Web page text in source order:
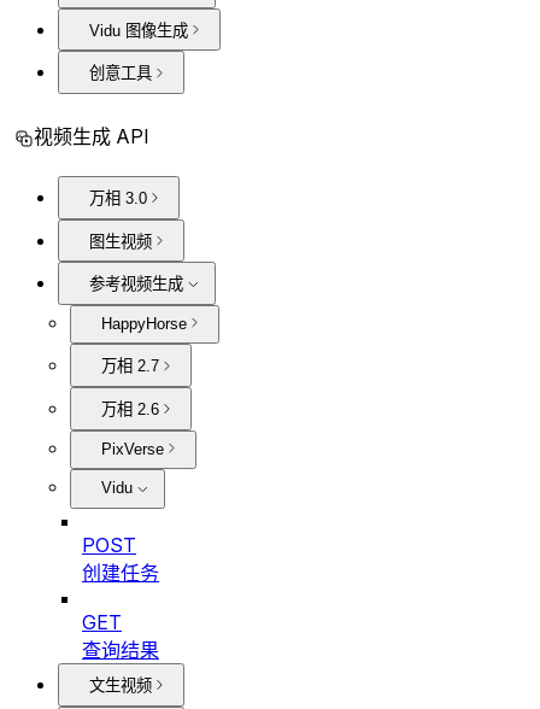
Vidu 图像生成
创意工具
视频生成 API
万相 3.0
图生视频
参考视频生成
HappyHorse
万相 2.7
万相 2.6
PixVerse
Vidu
POST
创建任务
GET
查询结果
文生视频